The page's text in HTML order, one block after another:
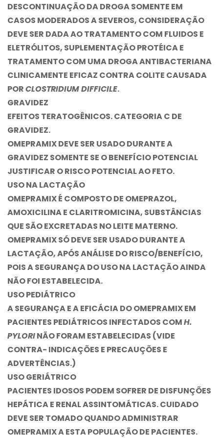
DESCONTINUAÇÃO DA DROGA SOMENTE EM
CASOS MODERADOS A SEVEROS, CONSIDERAÇÃO
DEVE SER DADA AO TRATAMENTO COM FLUIDOS E
ELETRÓLITOS, SUPLEMENTAÇÃO PROTÉICA E
TRATAMENTO COM UMA DROGA ANTIBACTERIANA
CLINICAMENTE EFICAZ CONTRA COLITE CAUSADA
PORCLOSTRIDIUM DIFFICILE.
GRAVIDEZ
EFEITOS TERATOGÊNICOS. CATEGORIA C DE
GRAVIDEZ.
OMEPRAMIXDEVE SER USADO DURANTE A
GRAVIDEZ SOMENTE SE O BENEFÍCIO POTENCIAL
JUSTIFICAR O RISCO POTENCIAL AO FETO.
USO NA LACTAÇÃO
OMEPRAMIXÉ COMPOSTO DE OMEPRAZOL,
AMOXICILINA E CLARITROMICINA, SUBSTÂNCIAS
QUE SÃO EXCRETADAS NO LEITE MATERNO.
OMEPRAMIXSÓ DEVE SER USADO DURANTE A
LACTAÇÃO, APÓS ANÁLISE DO RISCO/BENEFÍCIO,
POIS A SEGURANÇA DO USO NA LACTAÇÃO AINDA
NÃO FOI ESTABELECIDA.
USO PEDIÁTRICO
A SEGURANÇA E A EFICÁCIA DOOMEPRAMIXEM
PACIENTES PEDIÁTRICOS INFECTADOS COMH.
PYLORINÃO FORAM ESTABELECIDAS (VIDE
CONTRA- INDICAÇÕES E PRECAUÇÕES E
ADVERTÊNCIAS.)
USO GERIÁTRICO
PACIENTES IDOSOS PODEM SOFRER DE DISFUNÇÕES
HEPÁTICA E RENAL ASSINTOMÁTICAS. CUIDADO
DEVE SER TOMADO QUANDO ADMINISTRAR
OMEPRAMIXA ESTA POPULAÇÃO DE PACIENTES.